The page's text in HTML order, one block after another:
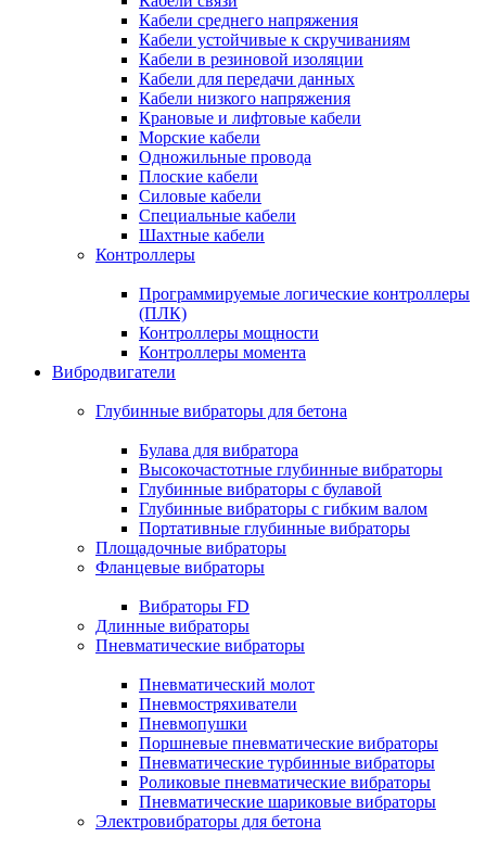
Кабели среднего напряжения
Кабели устойчивые к скручиваниям
Кабели в резиновой изоляции
Кабели для передачи данных
Кабели низкого напряжения
Крановые и лифтовые кабели
Морские кабели
Одножильные провода
Плоские кабели
Силовые кабели
Специальные кабели
Шахтные кабели
Контроллеры
Программируемые логические контроллеры
(ПЛК)
Контроллеры мощности
Контроллеры момента
Вибродвигатели
Глубинные вибраторы для бетона
Булава для вибратора
Высокочастотные глубинные вибраторы
Глубинные вибраторы с булавой
Глубинные вибраторы с гибким валом
Портативные глубинные вибраторы
Площадочные вибраторы
Фланцевые вибраторы
Вибраторы FD
Длинные вибраторы
Пневматические вибраторы
Пневматический молот
Пневмостряхиватели
Пневмопушки
Поршневые пневматические вибраторы
Пневматические турбинные вибраторы
Роликовые пневматические вибраторы
Пневматические шариковые вибраторы
Электровибраторы для бетона